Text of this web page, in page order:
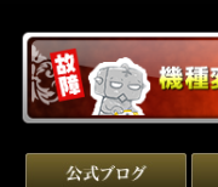
[2026-07-22] 8/5 定期メ
[2026-04-21]
終了：シ
[2026-04-21]
【重要】